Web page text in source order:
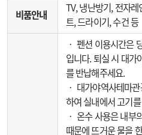
비품안내
TV, 냉난방기, 전자
트, 드라이기, 수건 등
‧ 펜션 이용시간은
입니다. 퇴실 시 대가
를 반납해주세요.
‧ 대가야역사테마
하여 실내에서 고기
‧ 온수 사용은 내부
때문에 뜨거운 물을